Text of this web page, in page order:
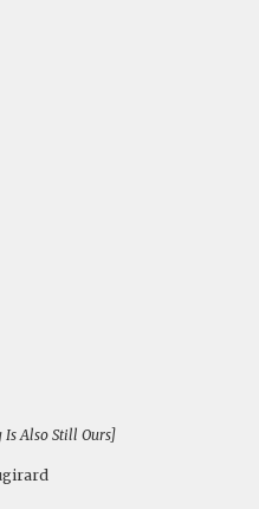
Is Also Still Ours]